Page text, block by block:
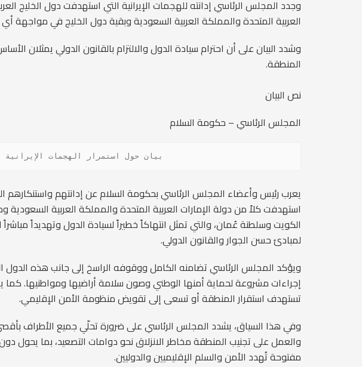
وجدد المجلس الرئاسي إدانته للهجمات الإيرانية التي استهدفت دول الخليج
العربية المتحدة والمملكة العربية السعودية وبقية دول الخليج في مواجهة
وشدد البيان على أن احترام سيادة الدول والالتزام بالقانون الدولي يمثلان
المنطقة.
نص البيان
المجلس الرئاسي – حكومة السلام
بيان حول استمرار الهجمات
يعرب رئيس وأعضاء المجلس الرئاسي بحكومة السلام عن إدانتهم واستنكارهم
استهدفت كلاً من دولة الإمارات العربية المتحدة والمملكة العربية
الكويت وسلطنة عُمان، والتي تمثل انتهاكاً خطيراً لسيادة الدول وتهديداً
لمبادئ حسن الجوار والقانون الدولي.
ويؤكد المجلس الرئاسي تضامنه الكامل ووقوفه الراسخ إلى جانب هذه
إجراءات مشروعة لحماية أمنها الوطني وصون سلامة أراضيها ومواطنيها. كما
تستهدف استقرار المنطقة أو تسعى إلى تقويض منظومة الأمن الإقليمي.
وفي هذا السياق، يشدد المجلس الرئاسي على ضرورة تحلّي جميع الأطراف
والعمل على تجنيب المنطقة مخاطر الانزلاق نحو دوامات التصعيد، بما يحول
مفتوحة تُهدد الأمن والسلم الإقليميين والدوليين.